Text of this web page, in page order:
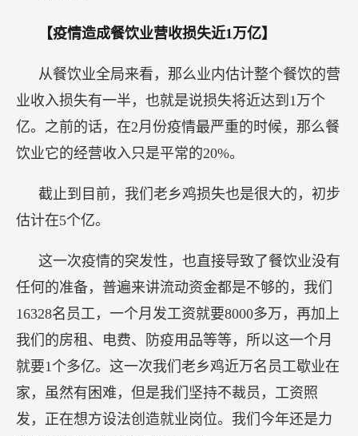
【疫情造成餐饮业营收损失近1万亿】
从餐饮业全局来看，那么业内估计整个餐饮的营
业收入损失有一半，也就是说损失将近达到1万个
亿。之前的话，在2月份疫情最严重的时候，那么餐
饮业它的经营收入只是平常的20%。
截止到目前，我们老乡鸡损失也是很大的，初步
估计在5个亿。
这一次疫情的突发性，也直接导致了餐饮业没有
任何的准备，普遍来讲流动资金都是不够的，我们
16328名员工，一个月发工资就要8000多万，再加上
我们的房租、电费、防疫用品等等，所以这一个月
就要1个多亿。这一次我们老乡鸡近万名员工歇业在
家，虽然有困难，但是我们坚持不裁员，工资照
发，正在想方设法创造就业岗位。我们今年还是力